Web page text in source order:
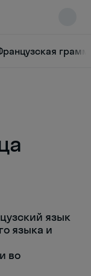
язык
языка и
во